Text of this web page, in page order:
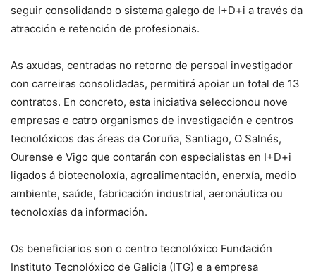
seguir consolidando o sistema galego de I+D+i a través da
atracción e retención de profesionais.
As axudas, centradas no retorno de persoal investigador
con carreiras consolidadas, permitirá apoiar un total de 13
contratos. En concreto, esta iniciativa seleccionou nove
empresas e catro organismos de investigación e centros
tecnolóxicos das áreas da Coruña, Santiago, O Salnés,
Ourense e Vigo que contarán con especialistas en I+D+i
ligados á biotecnoloxía, agroalimentación, enerxía, medio
ambiente, saúde, fabricación industrial, aeronáutica ou
tecnoloxías da información.
Os beneficiarios son o centro tecnolóxico Fundación
Instituto Tecnolóxico de Galicia (ITG) e a empresa